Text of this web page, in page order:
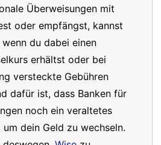
Überweisungen mit
oder empfängst, kannst
du dabei einen
erhältst oder bei
versteckte Gebühren
dafür ist, dass Banken für
noch ein veraltetes
dein Geld zu wechseln.